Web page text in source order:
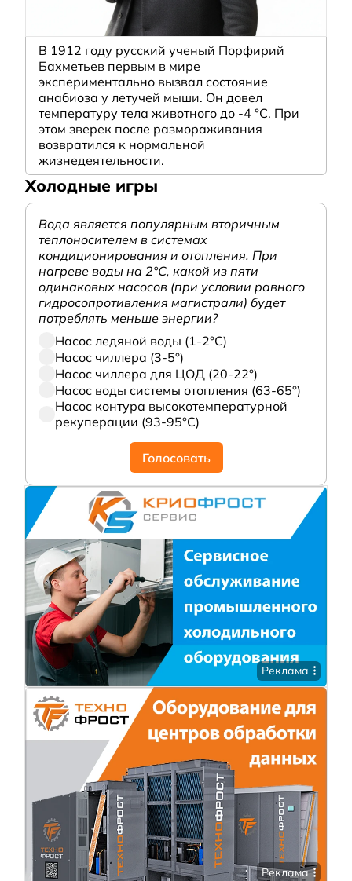
В 1912 году русский ученый Порфирий
Бахметьев первым в мире
экспериментально вызвал состояние
анабиоза у летучей мыши. Он довел
температуру тела животного до -4 °C. При
этом зверек после размораживания
возвратился к нормальной
жизнедеятельности.
Холодные игры
Вода является популярным вторичным
теплоносителем в системах
кондиционирования и отопления. При
нагреве воды на 2°С, какой из пяти
одинаковых насосов (при условии равного
гидросопротивления магистрали) будет
потреблять меньше энергии?
Насос ледяной воды (1-2°С)
Насос чиллера (3-5°)
Насос чиллера для ЦОД (20-22°)
Насос воды системы отопления (63-65°)
Насос контура высокотемпературной
рекуперации (93-95°С)
Голосовать
Реклама
Реклама